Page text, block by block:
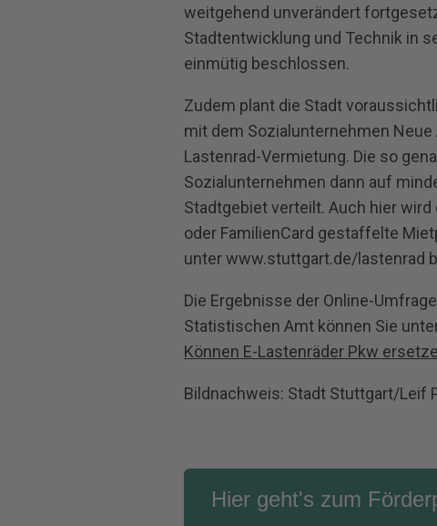
weitgehend unverändert
Stadtentwicklung und Technik in
einmütig beschlossen.
Zudem plant die Stadt
mit dem Sozialunternehmen
Lastenrad‐Vermietung. Die so
Sozialunternehmen dann auf
Stadtgebiet verteilt. Auch hier
oder FamilienCard gestaffelte
unter www.stuttgart.de/lastenrad
Die Ergebnisse der Online-
Statistischen Amt können Sie
Können E-Lastenräder Pkw
Bildnachweis: Stadt Stuttgart/Leif
Hier geht's zum